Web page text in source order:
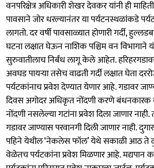
वनपरिक्षेत्र अधिकारी शेखर देवकर यांनी ही
पावसाने जोर धरल्यानंतर या पर्यटनस्थळांकडे
लागतो. दर वर्षी पावसाळ्यात होणारी गर्दी,
घटना लक्षात घेऊन नाशिक पश्चिम वन विभागाने
सुरुवातीलाच निर्बंध लागू केले आहेत.
अवघड पायऱ्या तसेच वाढती गर्दी लक्षात घेता
पर्यटकांनाच प्रवेश देण्यात येणार आहे. गडावर
दिवस अगोदर अधिकृत नोंदणी करणे
नोंदणी नसलेल्या गटांना प्रवेश दिला जाणार
गडावर जाण्यास परवानगी दिली जाणार नाही.
पहिने येथील ‘नेकलेस फॉल’ येथे सकाळी आठ ते
वेळेतच पर्यटकांना प्रवेश मिळणार आहे. मद्यपान